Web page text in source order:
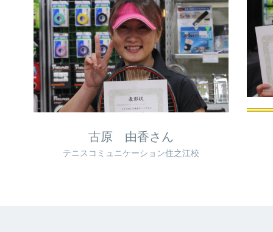
古原 由香さん
テニスコミュニケーション住之江校